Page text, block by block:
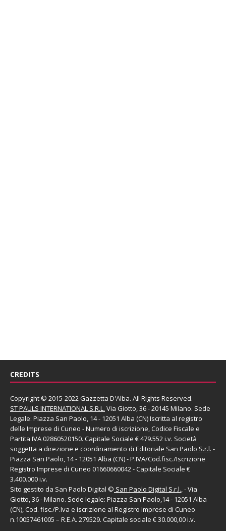
CREDITS
Copyright © 2015-2022 Gazzetta D'Alba. All Rights Reserved.
ST PAULS INTERNATIONAL S.R.L. Via Giotto, 36 - 20145 Milano. Sede
Legale: Piazza San Paolo, 14 - 12051 Alba (CN) Iscritta al registro
delle Imprese di Cuneo - Numero di iscrizione, Codice Fiscale e
Partita IVA 02860520150. Capitale Sociale € 479.552 i.v. Società
soggetta a direzione e coordinamento di Editoriale San Paolo S.r.l. -
Piazza San Paolo, 14 - 12051 Alba (CN) - P.IVA/Cod.fisc./Iscrizione
Registro Imprese di Cuneo 01660660042 - Capitale Sociale €
3.400.000 i.v.
Sito gestito da San Paolo Digital © San Paolo Digital S.r.l., - Via
Giotto, 36 - Milano. Sede legale: Piazza San Paolo,14 - 12051 Alba
(CN), Cod. fisc./P.Iva e iscrizione al Registro Imprese di Cuneo
n.10057461005 – R.E.A. 279529. Capitale sociale € 30.000,00 i.v.